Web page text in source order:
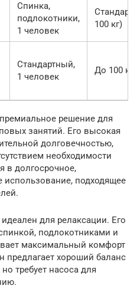
Спинка,
подлокотники,
1 человек
100 кг)
Стандартный,
1 человек
До 100 кг
решение для
занятий. Его высокая
долговечностью,
необходимости
в долгосрочное,
использование, подходящее
для релаксации. Его
подлокотниками и
максимальный комфорт
предлагает хороший баланс
требует насоса для